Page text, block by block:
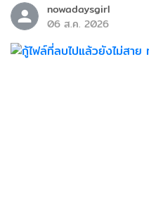
nowadaysgirl
06 ส.ค. 2026